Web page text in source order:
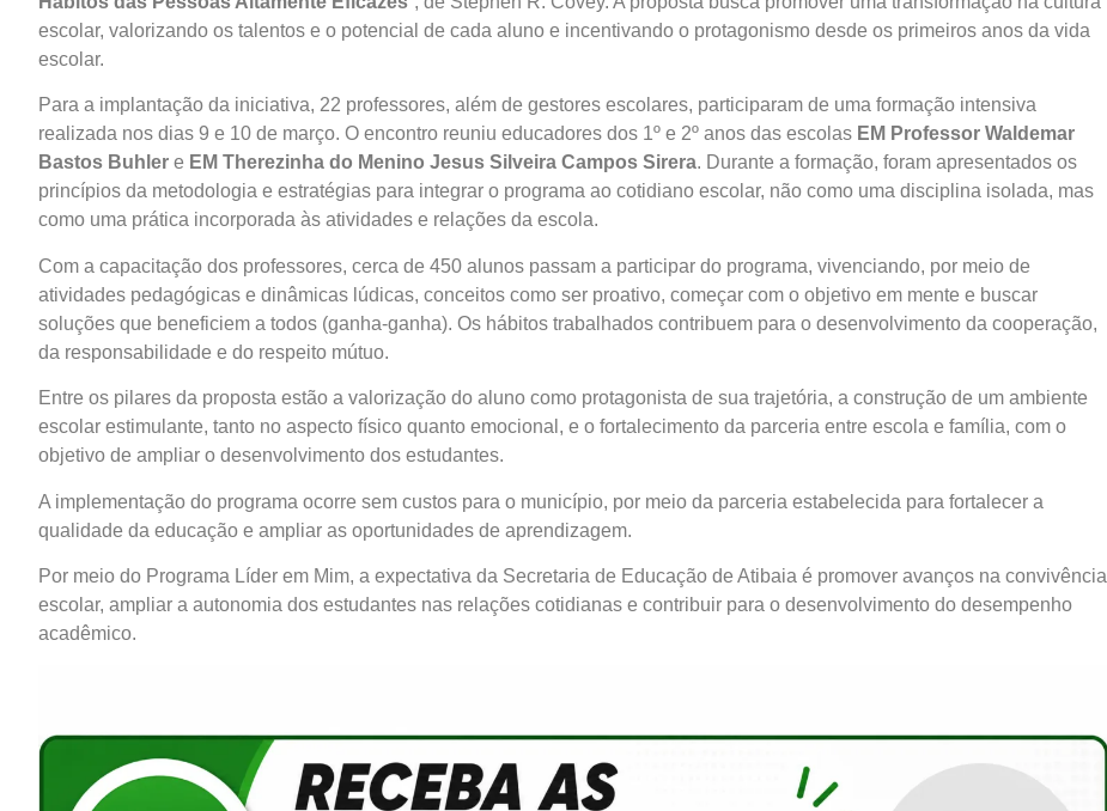
escolar, valorizando os talentos e o potencial de cada aluno e incentivando o protagonismo desde os primeiros anos da vida
escolar.
Para a implantação da iniciativa, 22 professores, além de gestores escolares, participaram de uma formação intensiva
realizada nos dias 9 e 10 de março. O encontro reuniu educadores dos 1º e 2º anos das escolas EM Professor Waldemar
Bastos Buhler e EM Therezinha do Menino Jesus Silveira Campos Sirera. Durante a formação, foram apresentados os
princípios da metodologia e estratégias para integrar o programa ao cotidiano escolar, não como uma disciplina isolada, mas
como uma prática incorporada às atividades e relações da escola.
Com a capacitação dos professores, cerca de 450 alunos passam a participar do programa, vivenciando, por meio de
atividades pedagógicas e dinâmicas lúdicas, conceitos como ser proativo, começar com o objetivo em mente e buscar
soluções que beneficiem a todos (ganha-ganha). Os hábitos trabalhados contribuem para o desenvolvimento da cooperação,
da responsabilidade e do respeito mútuo.
Entre os pilares da proposta estão a valorização do aluno como protagonista de sua trajetória, a construção de um ambiente
escolar estimulante, tanto no aspecto físico quanto emocional, e o fortalecimento da parceria entre escola e família, com o
objetivo de ampliar o desenvolvimento dos estudantes.
A implementação do programa ocorre sem custos para o município, por meio da parceria estabelecida para fortalecer a
qualidade da educação e ampliar as oportunidades de aprendizagem.
Por meio do Programa Líder em Mim, a expectativa da Secretaria de Educação de Atibaia é promover avanços na convivência
escolar, ampliar a autonomia dos estudantes nas relações cotidianas e contribuir para o desenvolvimento do desempenho
acadêmico.